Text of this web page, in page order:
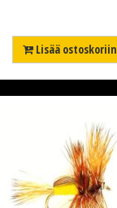
Lisää ostoskoriin